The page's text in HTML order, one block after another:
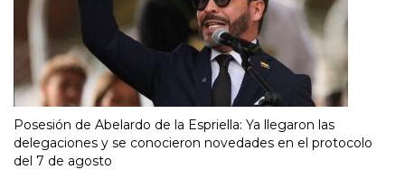
Posesión de Abelardo de la Espriella: Ya llegaron las
delegaciones y se conocieron novedades en el protocolo
del 7 de agosto